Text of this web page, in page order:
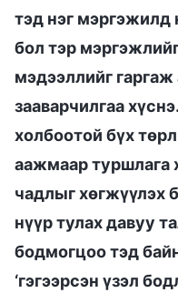
тэд нэг мэргэжилд
бол тэр
мэдээллийг
зааварчилгаа
холбоотой бүх
аажмаар туршлага
чадлыг хөгжүүлэх
нүүр тулах давуу
бодмогцоо тэд
‘гэгээрсэн үзэл